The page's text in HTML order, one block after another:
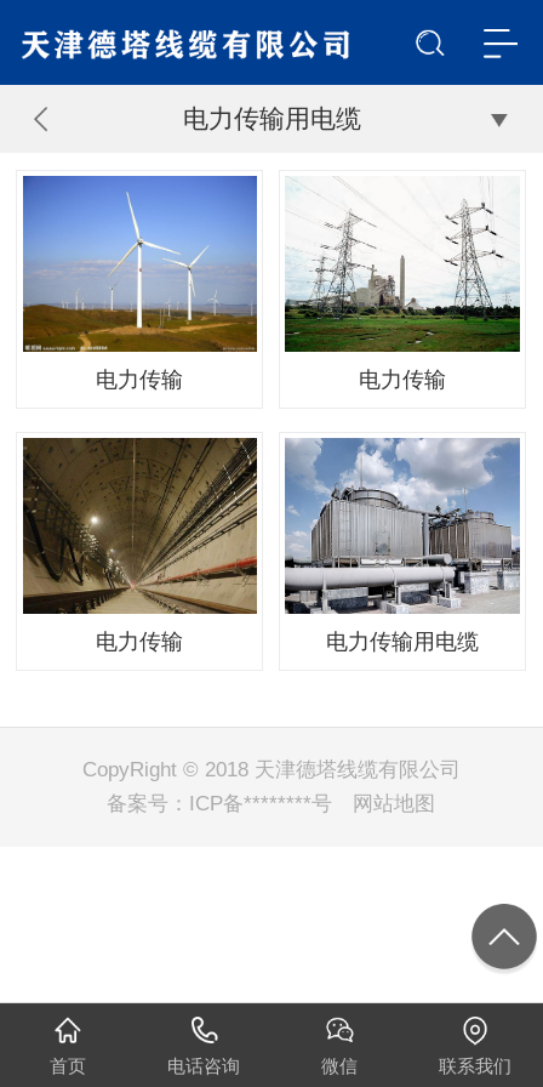
电力传输用电缆
电力传输 电力传输
电力传输 电力传输用电缆
CopyRight © 2018 天津德塔线缆有限公司
备案号：
ICP备********号 网站地图
首页 电话咨询 微信 联系我们